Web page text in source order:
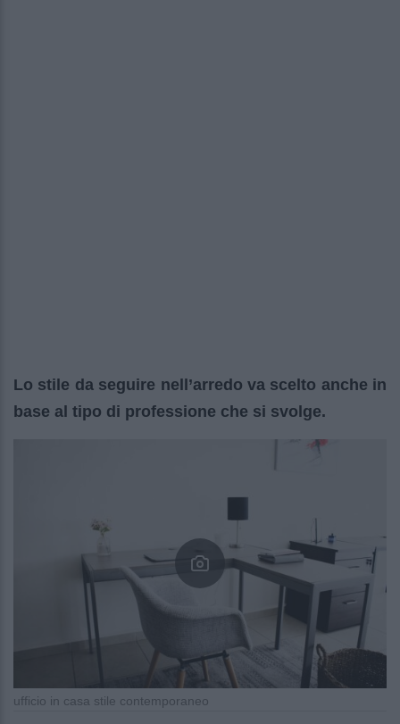
Lo stile da seguire nell’arredo va scelto anche in
base al tipo di professione che si svolge.
ufficio in casa stile contemporaneo